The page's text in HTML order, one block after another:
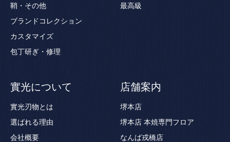
鞘・その他
ブランドコレクション
カスタマイズ
包丁研ぎ・修理
最高級
實光について
實光刃物とは
選ばれる理由
会社概要
店舗案内
堺本店
堺本店 本焼専門フロア
なんば戎橋店